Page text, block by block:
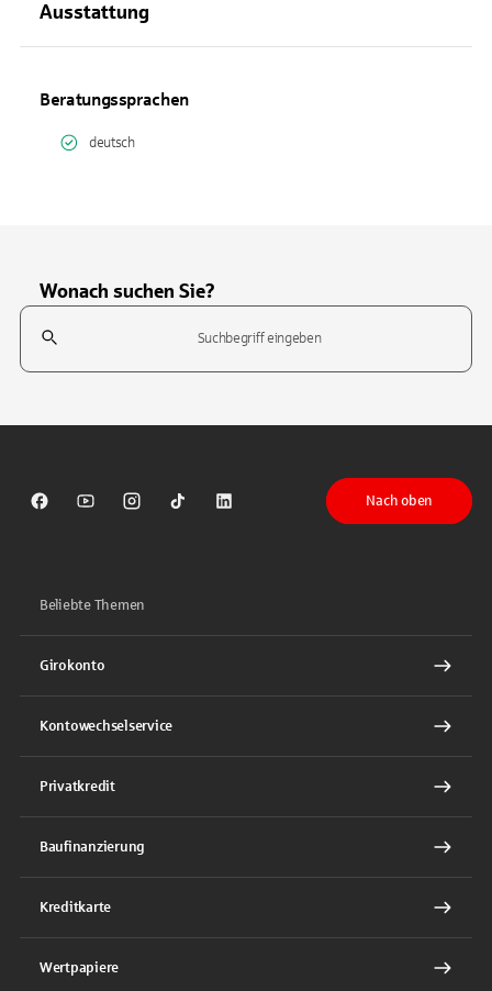
Ausstattung
Beratungssprachen
deutsch
Wonach suchen Sie?
Suchfeld
Sparkasse auf Facebook
Sparkasse auf Youtube
Sparkasse auf Instagram
Sparkasse auf TikTok
Sparkasse auf LinkedIn
Nach oben
Beliebte Themen
Girokonto
Kontowechselservice
Privatkredit
Baufinanzierung
Kreditkarte
Wertpapiere